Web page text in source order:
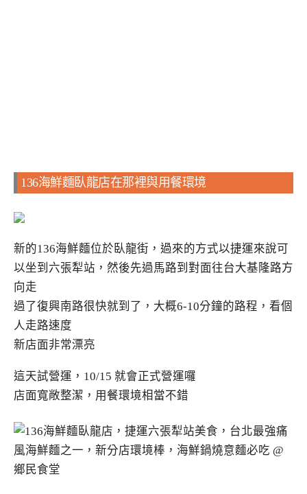
136海鮮麵臥龍店在那裡與用餐環境
新的136海鮮麵位於臥龍街，過來的方式以捷運來說可
以坐到六張犁站，然後先過馬路到對面往台大基隆路方
向走
過了復興南路很快就到了，大概6-10分鐘的路程，看個
人走路速度
新店面非常漂亮
這天試營運，10/15 就會正式營運囉
店面寬敞整潔，用餐環境相當不錯